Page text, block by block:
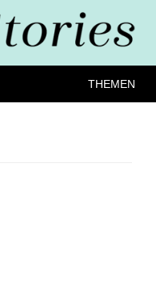
THEMEN